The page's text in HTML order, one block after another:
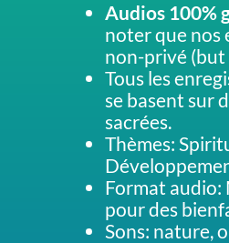
Audios 100%
noter que nos
non-privé (but
Tous les
se basent sur
sacrées.
Thèmes:
Format audio:
pour des
Sons: nature,